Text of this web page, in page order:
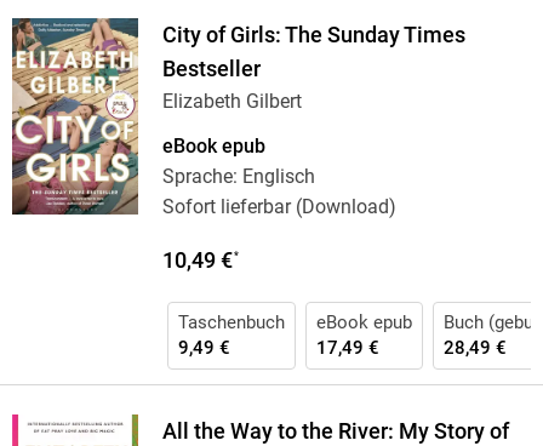
City of Girls: The Sunday Times
Bestseller
Elizabeth Gilbert
eBook epub
Sprache: Englisch
Sofort lieferbar (Download)
10,49 €*
Taschenbuch
9,49 €
eBook epub
17,49 €
Buch
28,49 €
All the Way to the River: My Story of